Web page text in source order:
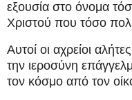
εξουσία στο όνομα
Χριστού που τόσο
Αυτοί οι αχρείοι
την ιεροσύνη
τον κόσμο από τον